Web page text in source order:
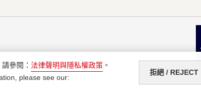
參閱： 法律聲明與隱私權政策 。
please see our:
拒絕 / REJECT